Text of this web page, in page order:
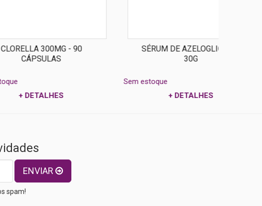
- 90
SÉRUM DE AZELOGLICINA -
ENVIAR
spam!